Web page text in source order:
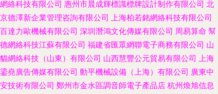
網絡科技有限公司 惠州市晨成輝標識標牌設計制作有限公司 北
京德澤新企業管理咨詢有限公司 上海柏若銘網絡科技有限公司
百達力歐機械有限公司 深圳潛鴻文化傳媒有限公司 周易算命 幫
德網絡科技江蘇有限公司 福建省匯眾網聯電子商務有限公司 山
貓網絡科技（山東）有限公司 山西慧豐公元貿易有限公司 上海
鎏堯廣告傳媒有限公司 動平機械設備（上海）有限公司 廣東中
安技術有限公司 鄭州市金水區調音師電子產品店 杭州煥旭信息